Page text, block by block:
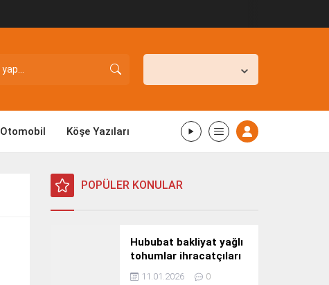
Otomobil Köşe Yazıları
POPÜLER KONULAR
Hububat bakliyat yağlı
tohumlar ihracatçıları
Güney Kore yolcusu
11.01.2026 0